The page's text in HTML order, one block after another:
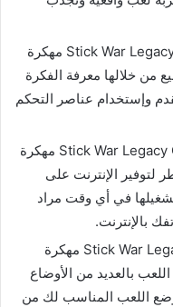
بعد تحميل لعبة Stick War Legacy مهكرة
من خلالها معرفة الفكرة
وإستخدام عناصر التحكم
تدعم لعبة Stick War Legacy Game مهكرة
لتوفير الإنترنت على
في أي وقت مراد
بالإنترنت.
بعد تحميل لعبة Stick War Legacy مهكرة
بالعديد من الأوضاع
وضع اللعب المناسب لك من